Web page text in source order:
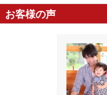
お客様の声